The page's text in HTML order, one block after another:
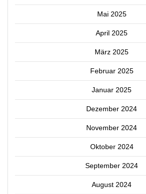
Mai 2025
April 2025
März 2025
Februar 2025
Januar 2025
Dezember 2024
November 2024
Oktober 2024
September 2024
August 2024